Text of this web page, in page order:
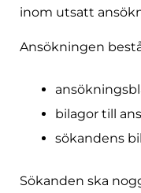
inom utsatt
Ansökningen
bilagor till
sökandens
Sökanden ska